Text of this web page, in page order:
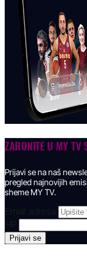
ZARONITE U MY TV
Prijavi se na naš
pregled najnovijih
sheme MY TV.
Email adresa